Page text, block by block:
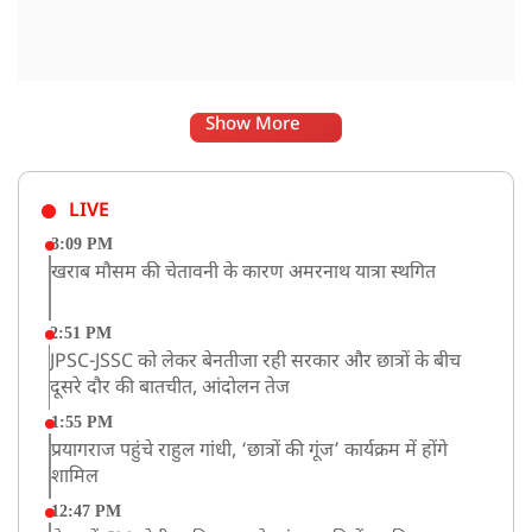
Show More
LIVE
3:09 PM
खराब मौसम की चेतावनी के कारण अमरनाथ यात्रा स्थगित
2:51 PM
JPSC-JSSC को लेकर बेनतीजा रही सरकार और छात्रों के बीच
दूसरे दौर की बातचीत, आंदोलन तेज
1:55 PM
प्रयागराज पहुंचे राहुल गांधी, ‘छात्रों की गूंज’ कार्यक्रम में होंगे
शामिल
12:47 PM